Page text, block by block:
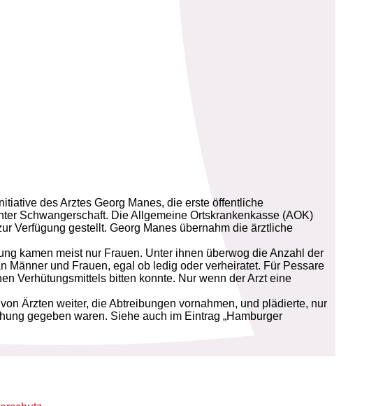
des Arztes Georg Manes, die erste öffentliche
Schwangerschaft. Die Allgemeine Ortskrankenkasse (AOK)
Verfügung gestellt. Georg Manes übernahm die ärztliche
kamen meist nur Frauen. Unter ihnen überwog die Anzahl der
und Frauen, egal ob ledig oder verheiratet. Für Pessare
Verhütungsmittels bitten konnte. Nur wenn der Arzt eine
Ärzten weiter, die Abtreibungen vornahmen, und plädierte, nur
gegeben waren. Siehe auch im Eintrag „Hamburger